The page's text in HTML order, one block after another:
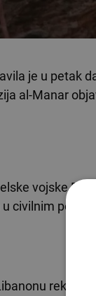
je u petak
al-Manar
vojske
civilnim
rekli su